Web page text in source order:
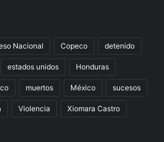
Nacional Copeco detenido
estados unidos Honduras
muertos México sucesos
Violencia Xiomara Castro